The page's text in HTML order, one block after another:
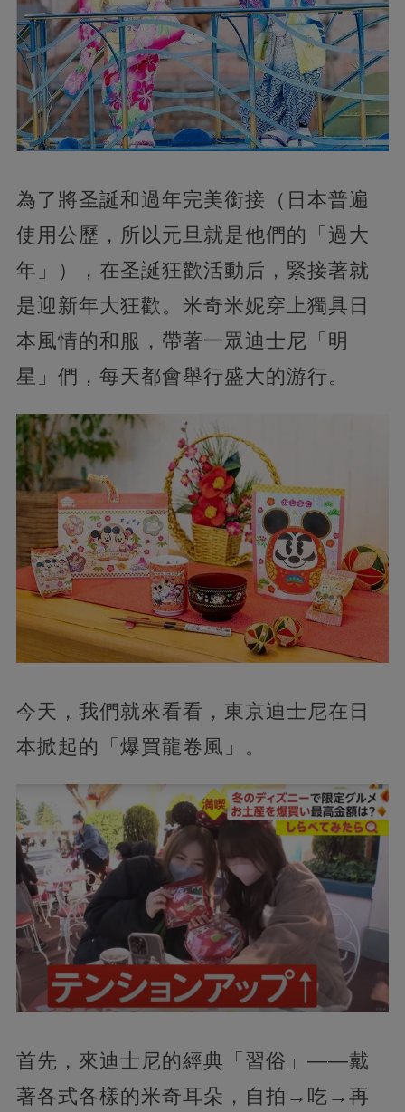
為了將圣誕和過年完美銜接（日本普遍
使用公歷，所以元旦就是他們的「過大
年」），在圣誕狂歡活動后，緊接著就
是迎新年大狂歡。米奇米妮穿上獨具日
本風情的和服，帶著一眾迪士尼「明
星」們，每天都會舉行盛大的游行。
今天，我們就來看看，東京迪士尼在日
本掀起的「爆買龍卷風」。
首先，來迪士尼的經典「習俗」——戴
著各式各樣的米奇耳朵，自拍→吃→再